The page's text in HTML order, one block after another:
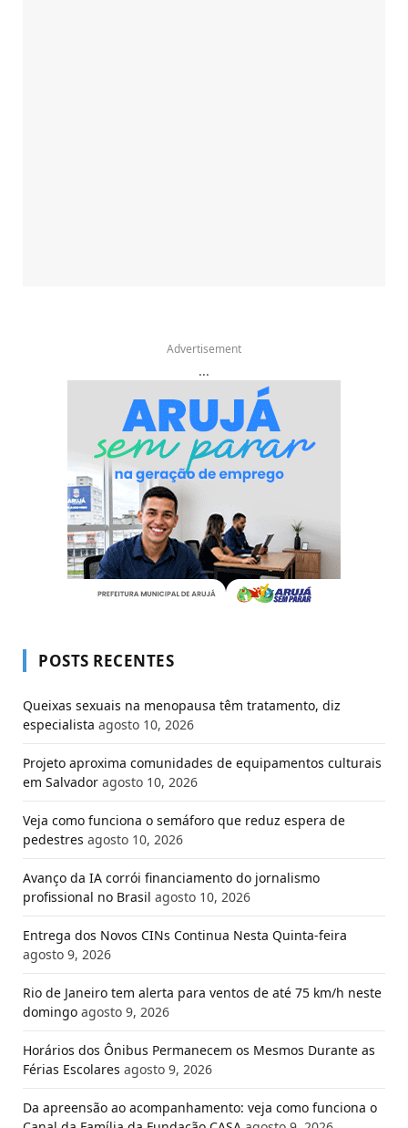
Advertisement
...
POSTS RECENTES
Queixas sexuais na menopausa têm tratamento, diz
especialista agosto 10, 2026
Projeto aproxima comunidades de equipamentos culturais
em Salvador agosto 10, 2026
Veja como funciona o semáforo que reduz espera de
pedestres agosto 10, 2026
Avanço da IA corrói financiamento do jornalismo
profissional no Brasil agosto 10, 2026
Entrega dos Novos CINs Continua Nesta Quinta-feira
agosto 9, 2026
Rio de Janeiro tem alerta para ventos de até 75 km/h neste
domingo agosto 9, 2026
Horários dos Ônibus Permanecem os Mesmos Durante as
Férias Escolares agosto 9, 2026
Da apreensão ao acompanhamento: veja como funciona o